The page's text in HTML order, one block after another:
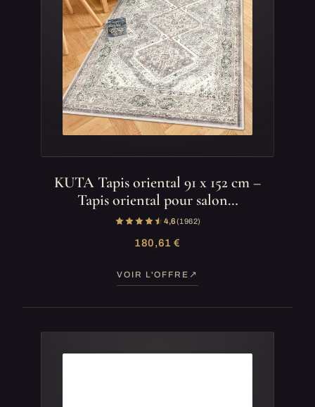
KUTA Tapis oriental 91 x 152 cm –
Tapis oriental pour salon…
4,6(1 962)
180,61 €
VOIR L'OFFRE